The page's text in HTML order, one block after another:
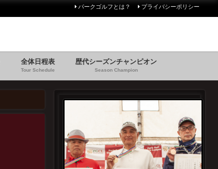
パークゴルフとは？ プライバシーポリシー
全体日程表
Tour Schedule
歴代シーズンチャンピオン
Season Champion